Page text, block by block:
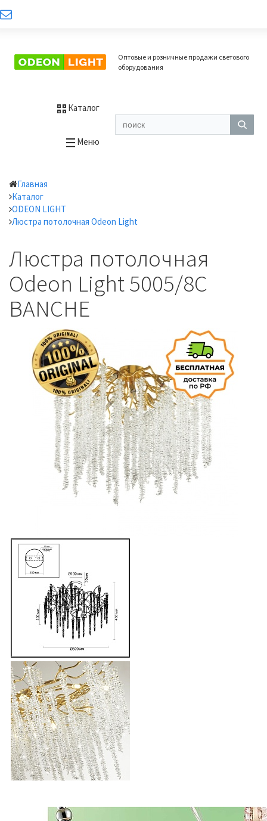
Оптовые и розничные продажи светового
оборудования
Каталог
Меню
Главная
Каталог
ODEON LIGHT
Люстра потолочная Odeon Light
Люстра потолочная
Odeon Light 5005/8C
BANCHE